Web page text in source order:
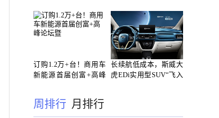
订购1.2万+台！商用车
新能源首届创富+高峰
长续航低成本，斯威大
虎EDi实用型SUV“飞入
周排行 月排行